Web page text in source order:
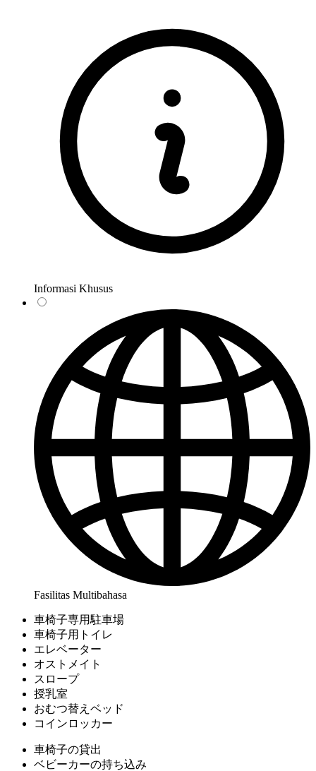
Informasi Khusus
Fasilitas Multibahasa
車椅子専用駐車場
車椅子用トイレ
エレベーター
オストメイト
スロープ
授乳室
おむつ替えベッド
コインロッカー
車椅子の貸出
ベビーカーの持ち込み